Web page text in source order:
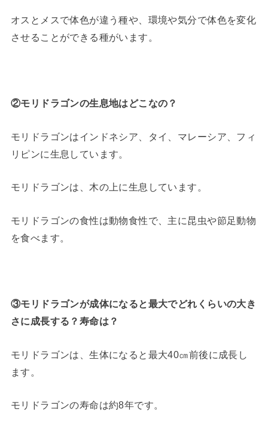
オスとメスで体色が違う種や、環境や気分で体色を変化
させることができる種がいます。
②モリドラゴンの生息地はどこなの？
モリドラゴンはインドネシア、タイ、マレーシア、フィ
リピンに生息しています。
モリドラゴンは、木の上に生息しています。
モリドラゴンの食性は動物食性で、主に昆虫や節足動物
を食べます。
③モリドラゴンが成体になると最大でどれくらいの大き
さに成長する？寿命は？
モリドラゴンは、生体になると最大40㎝前後に成長し
ます。
モリドラゴンの寿命は約8年です。